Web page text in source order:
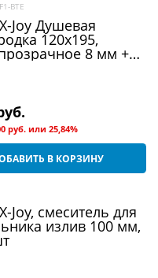
BTE
Joy Душевая
120x195,
8 мм +
руб. или25,84%
В КОРЗИНУ
Joy, смеситель для
излив 100 мм,